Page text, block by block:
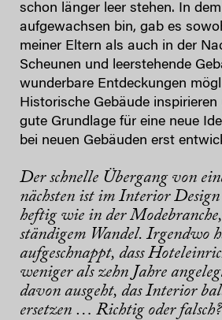
schon länger leer stehen. In
aufgewachsen bin, gab es
meiner Eltern als auch in der
Scheunen und leerstehende
wunderbare Entdeckungen
Historische Gebäude inspirieren
gute Grundlage für eine neue
bei neuen Gebäuden erst
Der schnelle Übergang von
nächsten ist im Interior
heftig wie in der
ständigem Wandel. Irgendwo
aufgeschnappt, dass
weniger als zehn Jahre
davon ausgeht, das Interior
ersetzen … Richtig oder